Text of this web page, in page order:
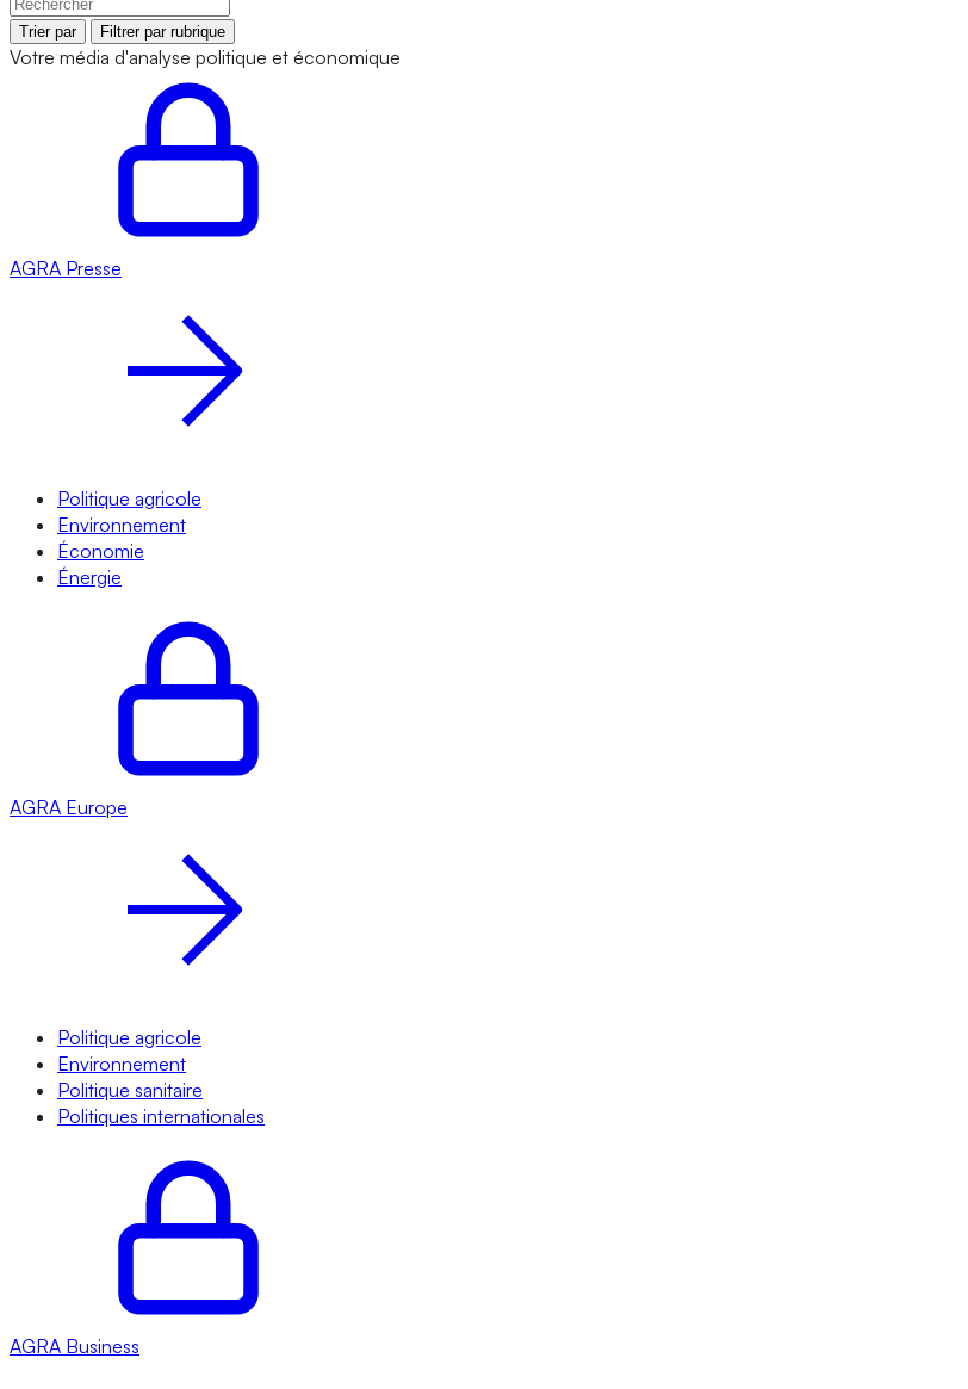
Trier par Filtrer par rubrique
Votre média d'analyse politique et économique
AGRA Presse
Politique agricole
Environnement
Économie
Énergie
AGRA Europe
Politique agricole
Environnement
Politique sanitaire
Politiques internationales
AGRA Business